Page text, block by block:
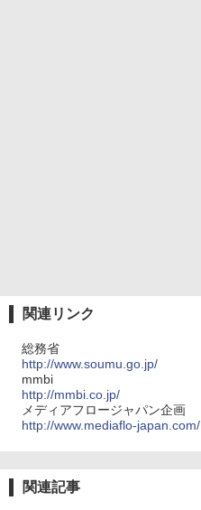
関連リンク
総務省
http://www.soumu.go.jp/
mmbi
http://mmbi.co.jp/
メディアフロージャパン企画
http://www.mediaflo-japan.com/
関連記事